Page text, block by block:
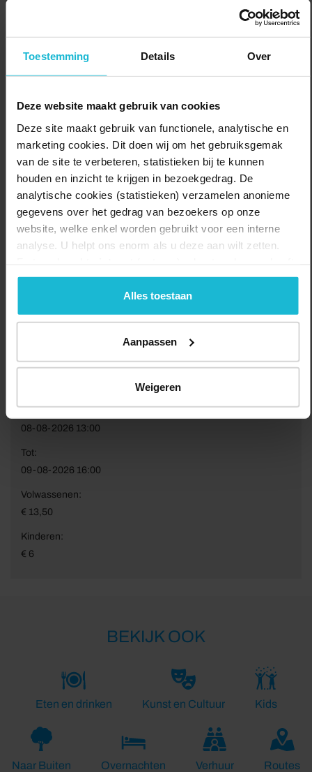
Toestemming Details Over
Deze website maakt gebruik van cookies
Deze site maakt gebruik van functionele, analytische en
marketing cookies. Dit doen wij om het gebruiksgemak
van de site te verbeteren, statistieken bij te kunnen
houden en inzicht te krijgen in bezoekgedrag. De
analytische cookies (statistieken) verzamelen anonieme
gegevens over het gedrag van bezoekers op onze
website, welke enkel worden gebruikt voor een interne
analyse. U helpt ons enorm als u deze aan wilt zetten.
geen commerciële doelstelling. U kunt deze cookies via
de knoppen accepteren, beheren of weigeren.
Alles toestaan
Aanpassen
Weigeren
Bezoek de website
Van:
08-08-2026 13:00
Tot:
09-08-2026 16:00
Volwassenen:
€ 13,50
Kinderen:
€ 6
BEKIJK OOK
Eten en drinken Kunst en Cultuur Kids
Naar Buiten Overnachten Verhuur Routes